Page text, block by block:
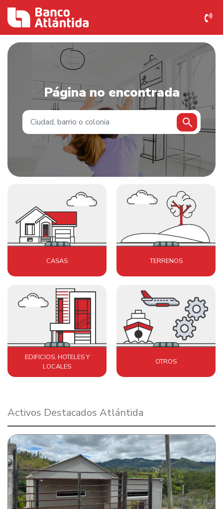
Página no encontrada
CASAS TERRENOS
EDIFICIOS, HOTELES Y
LOCALES
OTROS
Activos Destacados Atlántida
Lote de terreno en con casa de habitación en La Crucitas
Tatumbla Francisco Morazán